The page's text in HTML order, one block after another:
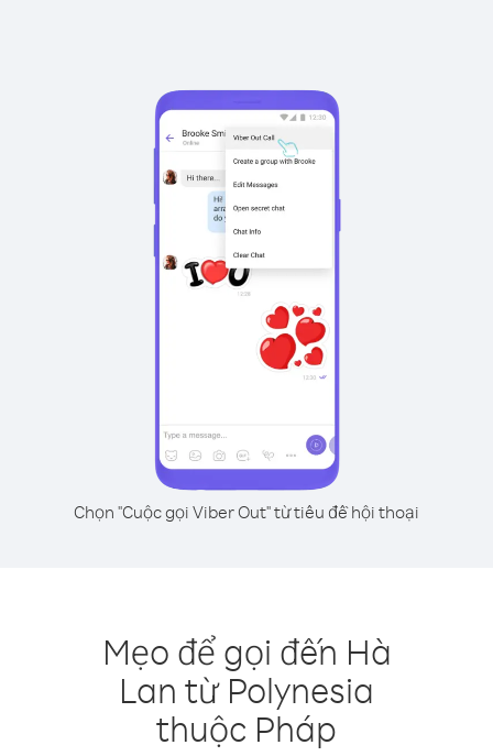
Chọn "Cuộc gọi Viber Out" từ tiêu đề hội thoại
Mẹo để gọi đến Hà
Lan từ Polynesia
thuộc Pháp